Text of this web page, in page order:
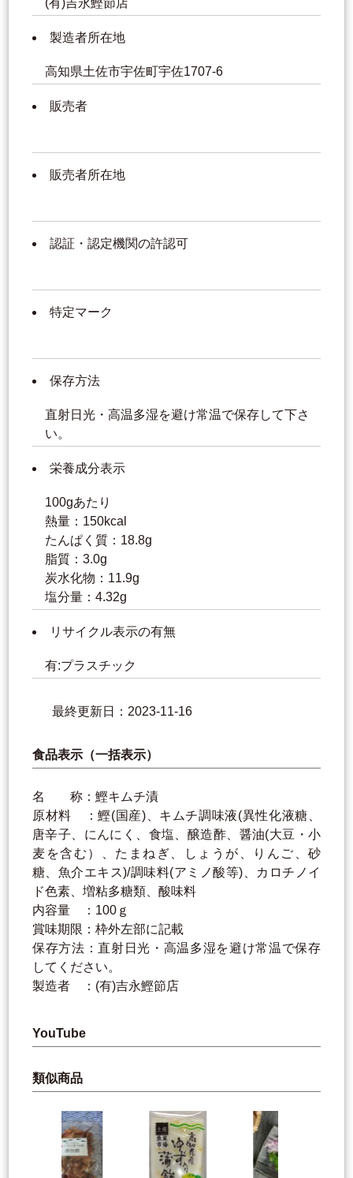
(有)吉永鰹節店
製造者所在地
高知県土佐市宇佐町宇佐1707-6
販売者
販売者所在地
認証・認定機関の許認可
特定マーク
保存方法
直射日光・高温多湿を避け常温で保存して下さ
い。
栄養成分表示
100gあたり
熱量：150kcal
たんぱく質：18.8g
脂質：3.0g
炭水化物：11.9g
塩分量：4.32g
リサイクル表示の有無
有:プラスチック
最終更新日：2023-11-16
食品表示（一括表示）
名 称：鰹キムチ漬
原材料 ：鰹(国産)、キムチ調味液(異性化液糖、
唐辛子、にんにく、食塩、醸造酢、醤油(大豆・小
麦を含む）、たまねぎ、しょうが、りんご、砂
糖、魚介エキス)/調味料(アミノ酸等)、カロチノイ
ド色素、増粘多糖類、酸味料
内容量 ：100ｇ
賞味期限：枠外左部に記載
保存方法：直射日光・高温多湿を避け常温で保存
してください。
製造者 ：(有)吉永鰹節店
YouTube
類似商品